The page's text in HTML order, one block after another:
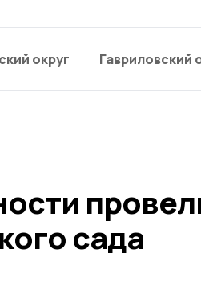
округ Гавриловский
сада